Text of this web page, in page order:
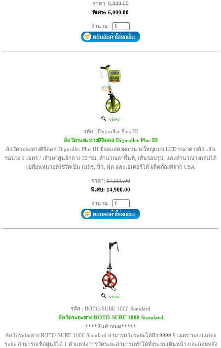
ราคา:9,000.00
พิเศษ: 6,000.00
จำนวน :
view
รหัส : Digiroller Plus III
ล้อวัดระยะทางดิจิตอล Digiroller Plus III
ล้อวัดระยะทางดิจิตอล Digiroller Plus III มีจอแสดงผลขนาดใหญ่แบบ LCD ขนาดวงล้อ เส้น
รอบวง 1 เมตร / เส้นผ่าศูนย์กลาง 32 ซม. คำนวณค่าพื้นที่, เส้นรอบรูป, และคำนวณวงกลมได้
เปลี่ยนหน่วยที่ใช้วัดเป็น เมตร, นิ้ว, ฟุต และเอเคอร์ได้ ผลิตภัณฑ์จาก USA
ราคา:17,000.00
พิเศษ: 14,900.00
จำนวน :
view
รหัส : ROTO-SURE 1000 Standard
ล้อวัดระยะทาง ROTO-SURE 1000 Standard
****สินค้าหมด*****
ล้อวัดระยะทาง ROTO-SURE 1000 Standard สามารถวัดระยะได้ถึง 9999.9 เมตร ระบบแสดง
ระยะ สามารถเช็ตศูนย์ได้ 1 ตำแหน่งการวัดระยะสามารถทำได้ทั้งระบบเดินหน้า และถอยหลัง